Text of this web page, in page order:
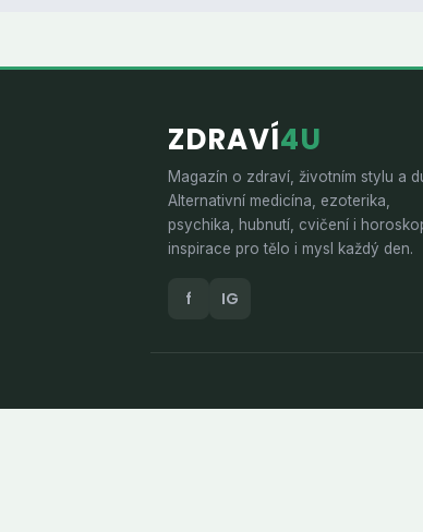
ZDRAVÍ4U
Magazín o zdraví, životním stylu a
Alternativní medicína, ezoterika,
psychika, hubnutí, cvičení i
inspirace pro tělo i mysl každý den.
f IG